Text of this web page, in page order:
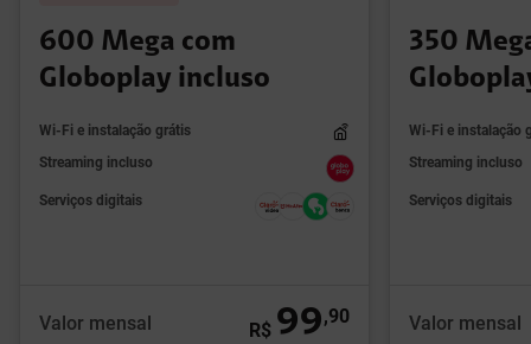
600 Mega com
Globoplay incluso
Wi-Fi e instalação grátis
Streaming incluso
Serviços digitais
Valor mensal R$ 99,90
350
Wi-Fi e instalação
Streaming incluso
Serviços digitais
Valor mensal